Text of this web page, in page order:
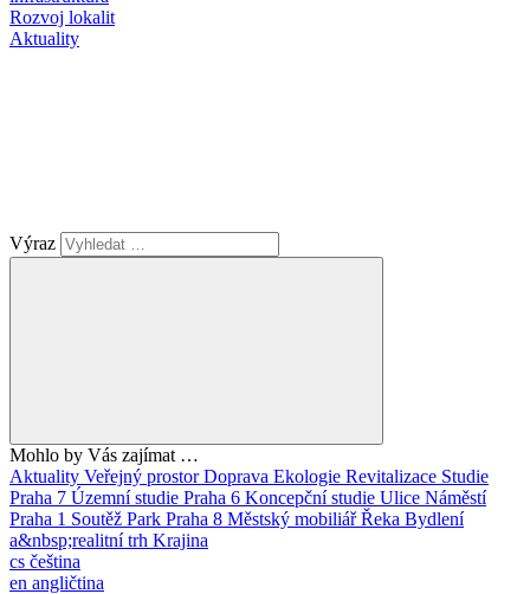
Rozvoj lokalit
Aktuality
Výraz
Mohlo by Vás zajímat …
Aktuality Veřejný prostorDoprava Ekologie Revitalizace Studie
Praha 7 Územní studie Praha 6 Koncepční studie Ulice Náměstí
Praha 1 Soutěž Park Praha 8 Městský mobiliářŘeka Bydlení
a&nbsp;realitní trh Krajina
cs čeština
en angličtina